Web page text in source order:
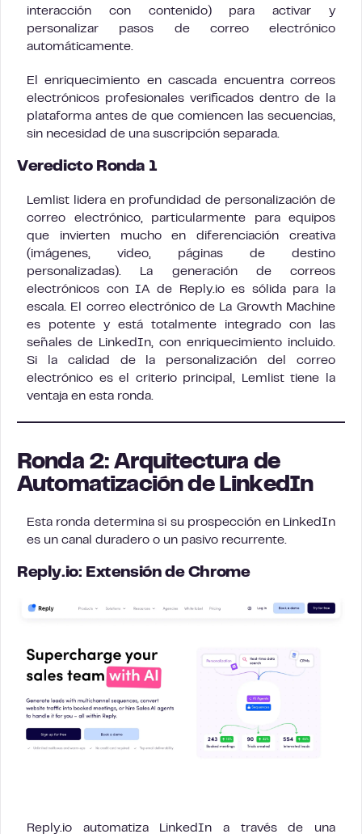
interacción con contenido) para activar y
personalizar pasos de correo electrónico
automáticamente.
El enriquecimiento en cascada encuentra correos
electrónicos profesionales verificados dentro de la
plataforma antes de que comiencen las secuencias,
sin necesidad de una suscripción separada.
Veredicto Ronda 1
Lemlist lidera en profundidad de personalización de
correo electrónico, particularmente para equipos
que invierten mucho en diferenciación creativa
(imágenes, video, páginas de destino
personalizadas). La generación de correos
electrónicos con IA de Reply.io es sólida para la
escala. El correo electrónico de La Growth Machine
es potente y está totalmente integrado con las
señales de LinkedIn, con enriquecimiento incluido.
Si la calidad de la personalización del correo
electrónico es el criterio principal, Lemlist tiene la
ventaja en esta ronda.
Ronda 2: Arquitectura de
Automatización de LinkedIn
Esta ronda determina si su prospección en LinkedIn
es un canal duradero o un pasivo recurrente.
Reply.io: Extensión de Chrome
Reply.io automatiza LinkedIn a través de una